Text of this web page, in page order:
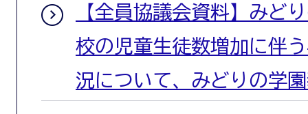
【全員協議会資料】みど
校の児童生徒数増加に伴
況について、みどりの学